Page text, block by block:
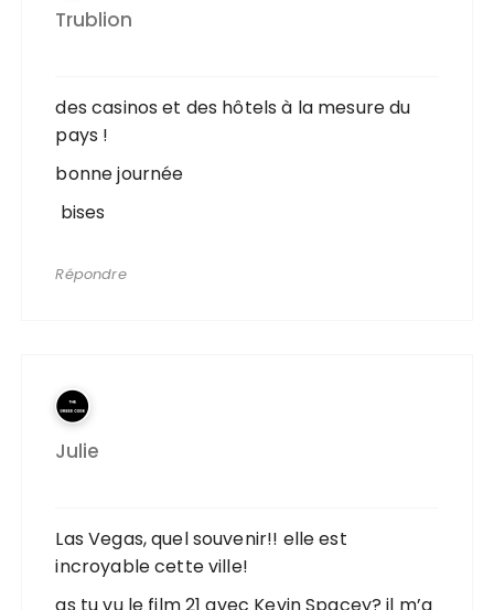
Trublion
des casinos et des hôtels à la mesure du
pays !
bonne journée
bises
Répondre
Julie
Las Vegas, quel souvenir!! elle est
incroyable cette ville!